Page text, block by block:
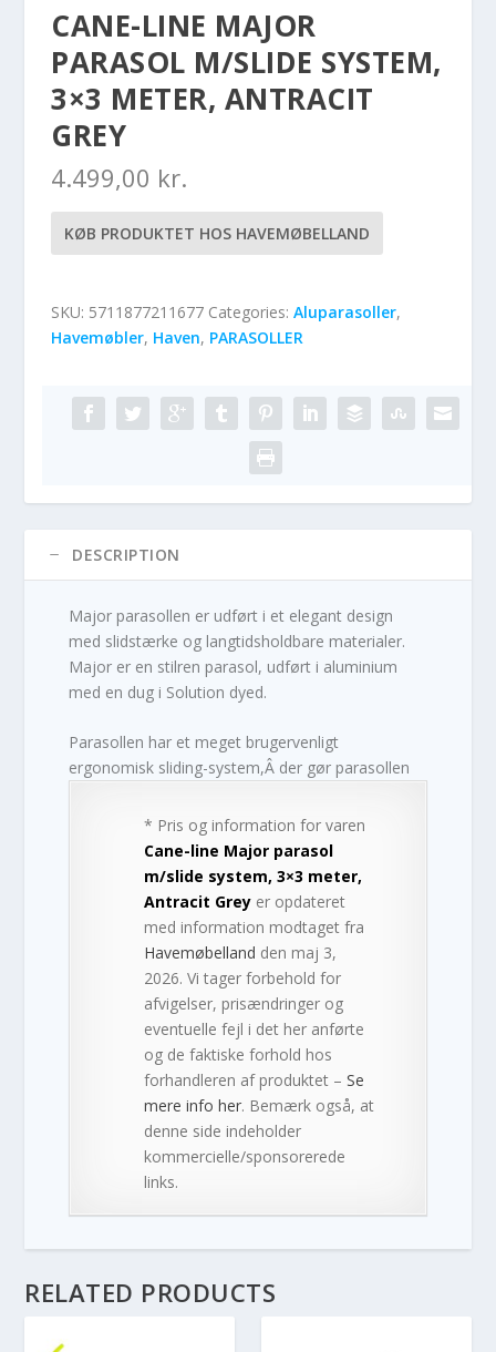
CANE-LINE MAJOR
PARASOL M/SLIDE SYSTEM,
3×3 METER, ANTRACIT
GREY
4.499,00 kr.
KØB PRODUKTET HOS HAVEMØBELLAND
SKU: 5711877211677 Categories:Aluparasoller,
Havemøbler, Haven, PARASOLLER
DESCRIPTION
Major parasollen er udført i et elegant design
med slidstærke og langtidsholdbare materialer.
Major er en stilren parasol, udført i aluminium
med en dug i Solution dyed.
Parasollen har et meget brugervenligt
ergonomisk sliding-system,Â der gør parasollen
* Pris og information for varen
Cane-line Major parasol
m/slide system, 3×3 meter,
Antracit Grey er opdateret
med information modtaget fra
Havemøbelland den maj 3,
2026. Vi tager forbehold for
afvigelser, prisændringer og
eventuelle fejl i det her anførte
og de faktiske forhold hos
forhandleren af produktet –Se
mere info her. Bemærk også, at
denne side indeholder
kommercielle/sponsorerede
links.
RELATED PRODUCTS